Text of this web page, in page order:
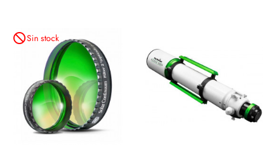
not_interestedSin stock